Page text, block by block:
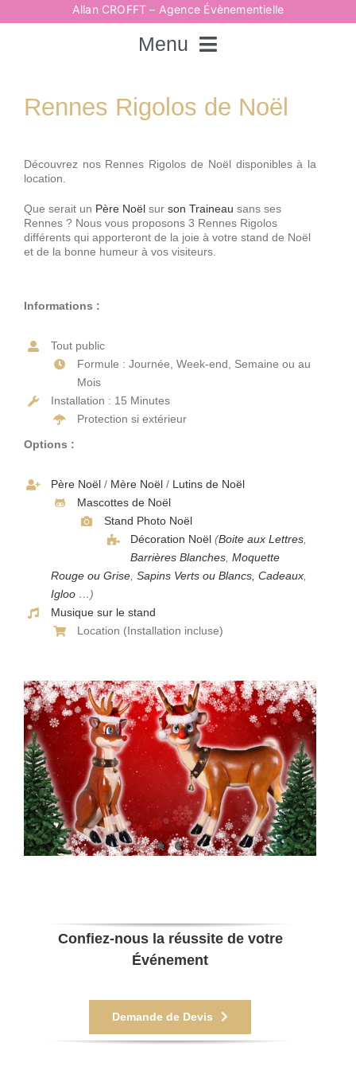
au
Allan CROFFT – Agence Évènementielle
Menu
Rechercher:
Accueil
Spectacles
Techniques
Décorations
Devis
Accès Pro
Rennes Rigolos de Noël
Découvrez nos Rennes Rigolos de Noël disponibles à la
location.
Que serait un Père Noëlsur son Traineau sans ses
Rennes ? Nous vous proposons 3 Rennes Rigolos
différents qui apporteront de la joie à votre stand de Noël
et de la bonne humeur à vos visiteurs.
Informations :
Tout public
Formule : Journée, Week-end, Semaine ou au
Mois
Installation : 15 Minutes
Protection si extérieur
Options :
Père Noël/ Mère Noël/ Lutins de Noël
Mascottes de Noël
Stand Photo Noël
Décoration Noël (Boite aux Lettres
Barrières Blanches ,Moquette
Rouge ou Grise, Sapins Verts ou Blancs, Cadeaux,
Igloo…)
Musique sur le stand
Location (Installation incluse)
Confiez-nous la réussite de votre
Événement
Demande de Devis